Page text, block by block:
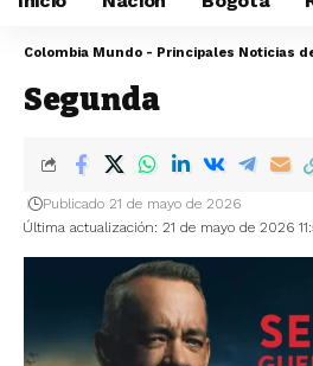
Segunda
Última actualización: 21 de mayo de 2026
Publicado 21 de mayo de 2026